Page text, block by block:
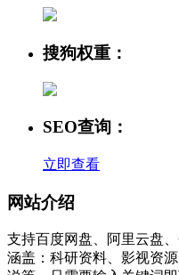
搜狗权重：
SEO查询：
立即查看
网站介绍
支持百度网盘、阿里云盘
涵盖：科研资料、影视资